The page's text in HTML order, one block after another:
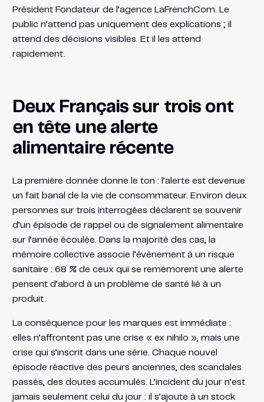
Président Fondateur de l’agence LaFrenchCom. Le
public n’attend pas uniquement des explications ; il
attend des décisions visibles. Et il les attend
rapidement.
Deux Français sur trois ont
en tête une alerte
alimentaire récente
La première donnée donne le ton : l’alerte est devenue
un fait banal de la vie de consommateur. Environ deux
personnes sur trois interrogées déclarent se souvenir
d’un épisode de rappel ou de signalement alimentaire
sur l’année écoulée. Dans la majorité des cas, la
mémoire collective associe l’événement à un risque
sanitaire : 68 % de ceux qui se remémorent une alerte
pensent d’abord à un problème de santé lié à un
produit.
La conséquence pour les marques est immédiate :
elles n’affrontent pas une crise « ex nihilo », mais une
crise qui s’inscrit dans une série. Chaque nouvel
épisode réactive des peurs anciennes, des scandales
passés, des doutes accumulés. L’incident du jour n’est
jamais seulement celui du jour : il s’ajoute à un stock